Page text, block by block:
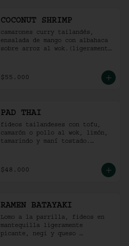
COCONUT SHRIMP
camarones curry tailandés,
ensalada de mango con albahaca
sobre arroz al wok.(ligeramente
$55.000
PAD THAI
fideos tailandeses con tofu,
camarón o pollo al wok, limón,
tamarindo y maní tostado.
$48.000
RAMEN BATAYAKI
Lomo a la parrilla, fideos en
mantequilla ligeramente
picante, negi y queso